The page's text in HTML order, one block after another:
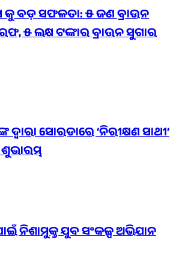
ବଡ଼ ସଫଳତା: ୫ ଜଣ ବ୍ରାଉନ
୫ ଲକ୍ଷ ଟଙ୍କାର ବ୍ରାଉନ ସୁଗାର
ସୋରଡାରେ ‘ନିରୀକ୍ଷଣ ସାଥୀ’
ନିଶାମୁକ୍ତ ଯୁବ ସଂକଳ୍ପ ଅଭିଯାନ